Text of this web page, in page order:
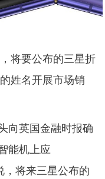
将要公布的三星折
姓名开展市场销
向英国金融时报确
能机上应
，将来三星公布的